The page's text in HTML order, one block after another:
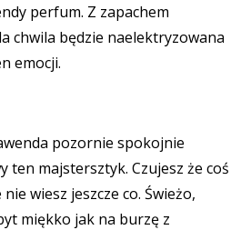
perfum. Z zapachem
chwila będzie naelektryzowana
emocji.
pozornie spokojnie
ten majstersztyk. Czujesz że coś
wiesz jeszcze co. Świeżo,
miękko jak na burzę z